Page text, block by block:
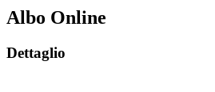
Albo Online
Dettaglio